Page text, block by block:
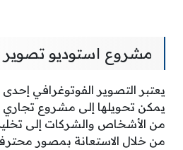
مشروع استوديو تصوير
يعتبر التصوير الفوتوغرافي إحدى
يمكن تحويلها إلى مشروع تجاري
من الأشخاص والشركات إلى
من خلال الاستعانة بمصور